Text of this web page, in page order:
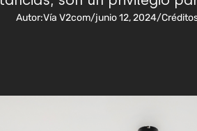
Autor:Vía V2com/junio 12, 2024/